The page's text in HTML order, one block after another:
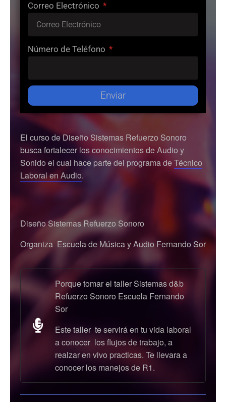
Correo Electrónico
Número de Teléfono
Enviar
El curso de Diseño Sistemas Refuerzo Sonoro
busca fortalecer los conocimientos de Audio y
Sonido el cual hace parte del programa deTécnico
Laboral en Audio.
Diseño Sistemas Refuerzo Sonoro
Organiza Escuela de Música y Audio Fernando Sor
Porque tomar el taller Sistemas d&b
Refuerzo Sonoro Escuela Fernando
Sor
Este taller te servirá en tu vida laboral
a conocer los flujos de trabajo, a
realzar en vivo practicas. Te llevara a
conocer los manejos de R1.